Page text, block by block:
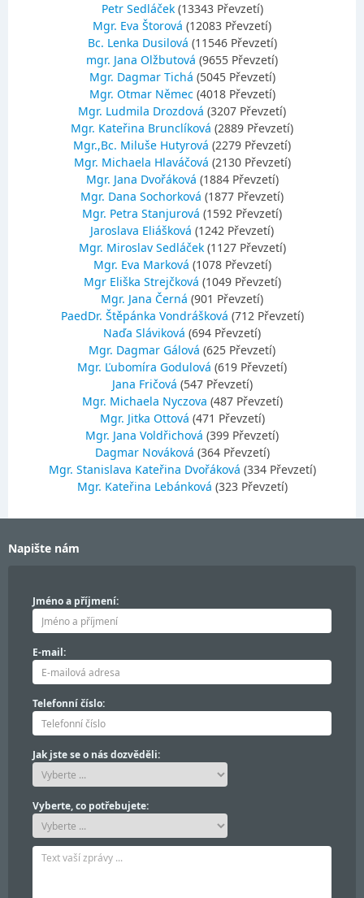
Petr Sedláček (13343 Převzetí)
Mgr. Eva Štorová (12083 Převzetí)
Bc. Lenka Dusilová (11546 Převzetí)
mgr. Jana Olžbutová (9655 Převzetí)
Mgr. Dagmar Tichá (5045 Převzetí)
Mgr. Otmar Němec (4018 Převzetí)
Mgr. Ludmila Drozdová (3207 Převzetí)
Mgr. Kateřina Brunclíková (2889 Převzetí)
Mgr.,Bc. Miluše Hutyrová (2279 Převzetí)
Mgr. Michaela Hlaváčová (2130 Převzetí)
Mgr. Jana Dvořáková (1884 Převzetí)
Mgr. Dana Sochorková (1877 Převzetí)
Mgr. Petra Stanjurová (1592 Převzetí)
Jaroslava Eliášková (1242 Převzetí)
Mgr. Miroslav Sedláček (1127 Převzetí)
Mgr. Eva Marková (1078 Převzetí)
Mgr Eliška Strejčková (1049 Převzetí)
Mgr. Jana Černá (901 Převzetí)
PaedDr. Štěpánka Vondrášková (712 Převzetí)
Naďa Sláviková (694 Převzetí)
Mgr. Dagmar Gálová (625 Převzetí)
Mgr. Ľubomíra Godulová (619 Převzetí)
Jana Fričová (547 Převzetí)
Mgr. Michaela Nyczova (487 Převzetí)
Mgr. Jitka Ottová (471 Převzetí)
Mgr. Jana Voldřichová (399 Převzetí)
Dagmar Nováková (364 Převzetí)
Mgr. Stanislava Kateřina Dvořáková (334 Převzetí)
Mgr. Kateřina Lebánková (323 Převzetí)
Napište nám
Jméno a příjmení:
E-mail:
Telefonní číslo:
Jak jste se o nás dozvěděli:
Vyberte, co potřebujete: